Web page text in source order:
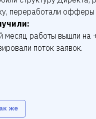
переработали офферы
месяц работы вышли на
поток заявок.
же